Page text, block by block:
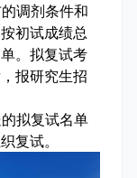
调剂条件和
初试成绩总
。拟复试考
报研究生招
拟复试名单
复试。